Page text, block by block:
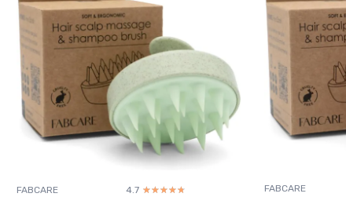
FABCARE 4.7 ☆☆☆☆☆
★★★★★ FABCARE